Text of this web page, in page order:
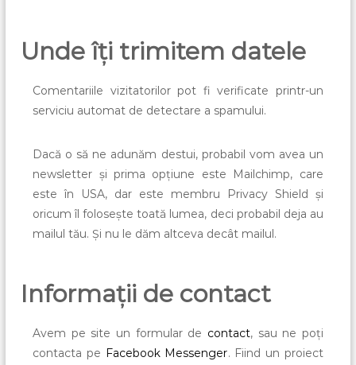
Unde îți trimitem datele
Comentariile vizitatorilor pot fi verificate printr-un
serviciu automat de detectare a spamului.
Dacă o să ne adunăm destui, probabil vom avea un
newsletter și prima opțiune este Mailchimp, care
este în USA, dar este membru Privacy Shield și
oricum îl folosește toată lumea, deci probabil deja au
mailul tău. Și nu le dăm altceva decât mailul.
Informații de contact
Avem pe site un formular de contact, sau ne poți
contacta pe Facebook Messenger. Fiind un proiect